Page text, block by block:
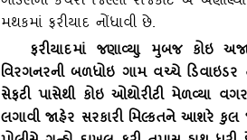
મથકમાં ફરીયાદ નોંધાવી છે.
ફરીયાદમાં જણાવ્‍યાુ મુબજ કોઇ
વિરગનરની બળધોઇ ગામ વચ્‍ચે
સેફટી પાસેથી કોઇ ઓથોરીટી મેળવ્‍યા
લગાવી જાહેર સરકારી મિલ્‍કતને આશરે કુલ